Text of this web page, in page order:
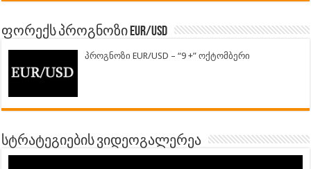
ფორექს პროგნოზი EUR/USD
პროგნოზი EUR/USD – “9 +” ოქტომბერი
სტრატეგიების ვიდეოგალერეა